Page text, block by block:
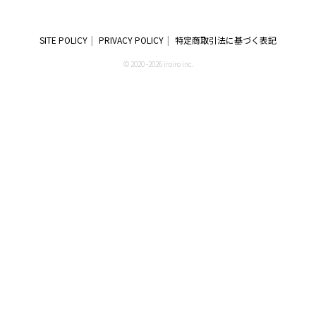
SITE POLICY PRIVACY POLICY 特定商取引法に基づく表記
© 2020 -2026 iroiro inc.